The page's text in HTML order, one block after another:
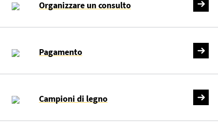
Organizzare un consulto
Pagamento
Campioni di legno